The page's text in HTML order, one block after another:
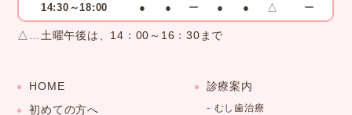
14:30～18:00 ● ● ー ● ● △ ー
△…土曜午後は、14：00～16：30まで
HOME
初めての方へ
診療案内
むし歯治療